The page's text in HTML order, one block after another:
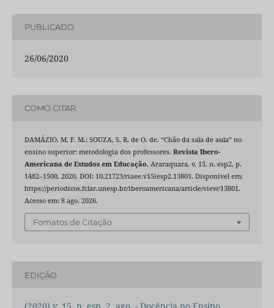
PUBLICADO
26/06/2020
COMO CITAR
DAMÁZIO, M. F. M.; SOUZA, S. R. de O. de. “Chão da sala de aula” no
ensino superior: metodologia dos professores. Revista Ibero-
Americana de Estudos em Educação, Araraquara, v. 15, n. esp2, p.
1482–1500, 2020. DOI: 10.21723/riaee.v15iesp2.13801. Disponível em:
https://periodicos.fclar.unesp.br/iberoamericana/article/view/13801.
Acesso em: 8 ago. 2026.
Fomatos de Citação
EDIÇÃO